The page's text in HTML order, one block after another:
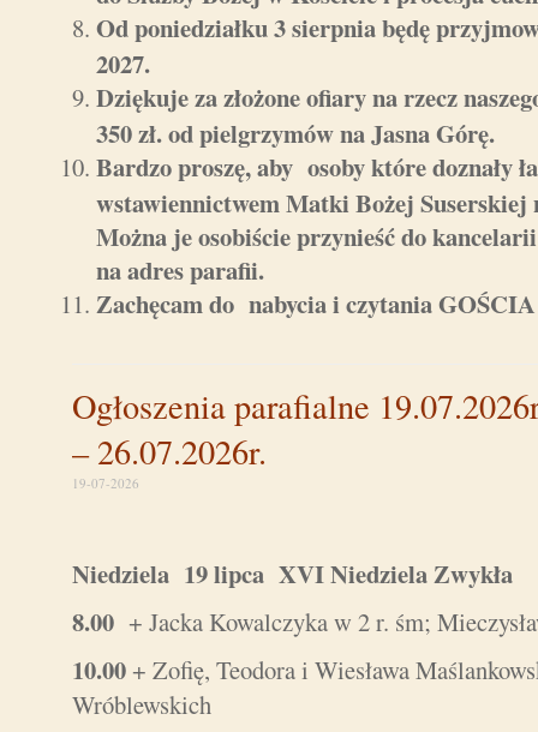
Od poniedziałku 3 sierpnia będę
2027.
Dziękuje za złożone ofiary na rzecz
350 zł. od pielgrzymów na Jasna Górę.
Bardzo proszę, aby osoby które doznały
wstawiennictwem Matki Bożej Suserskiej
Można je osobiście przynieść do
na adres parafii.
Zachęcam do nabycia i czytania
Ogłoszenia parafialne
– 26.07.2026r.
19-07-2026
Niedziela 19 lipca XVI Niedziela
8.00 + Jacka Kowalczyka w 2 r. śm;
10.00+ Zofię, Teodora i Wiesława
Wróblewskich